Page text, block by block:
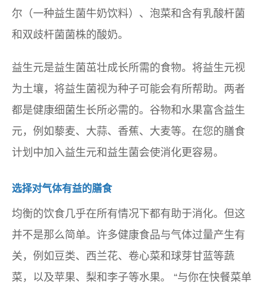
尔（一种益生菌牛奶饮料）、泡菜和含有乳酸杆菌
和双歧杆菌菌株的酸奶。
益生元是益生菌茁壮成长所需的食物。将益生元视
为土壤，将益生菌视为种子可能​​会有所帮助。两者
都是健康细菌生长所必需的。谷物和水果富含益生
元，例如藜麦、大蒜、香蕉、大麦等。在您的膳食
计划中加入益生元和益生菌会使消化更容易。
选择对气体有益的膳食
均衡的饮食几乎在所有情况下都有助于消化。但这
并不是那么简单。许多健康食品与气体过量产生有
关，例如豆类、西兰花、卷心菜和球芽甘蓝等蔬
菜，以及苹果、梨和李子等水果。 “与你在快餐菜单